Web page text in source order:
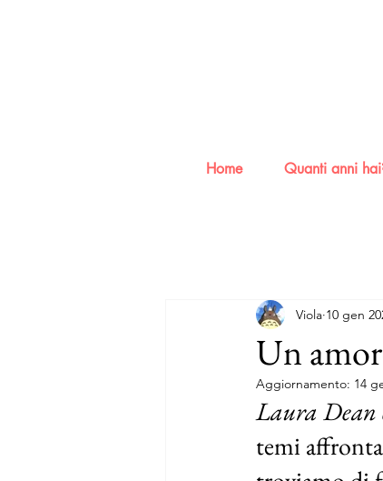
Home Quanti anni
Un
Viola 10 gen
Aggiornamento: 14
Laura
temi